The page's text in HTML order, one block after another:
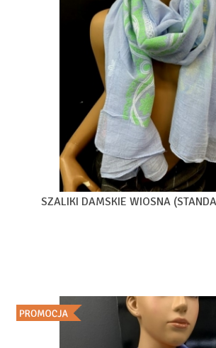
SZALIKI DAMSKIE WIOSNA